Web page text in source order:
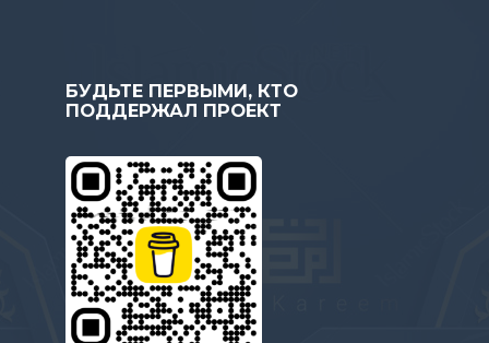
БУДЬТЕ ПЕРВЫМИ, КТО
ПОДДЕРЖАЛ ПРОЕКТ